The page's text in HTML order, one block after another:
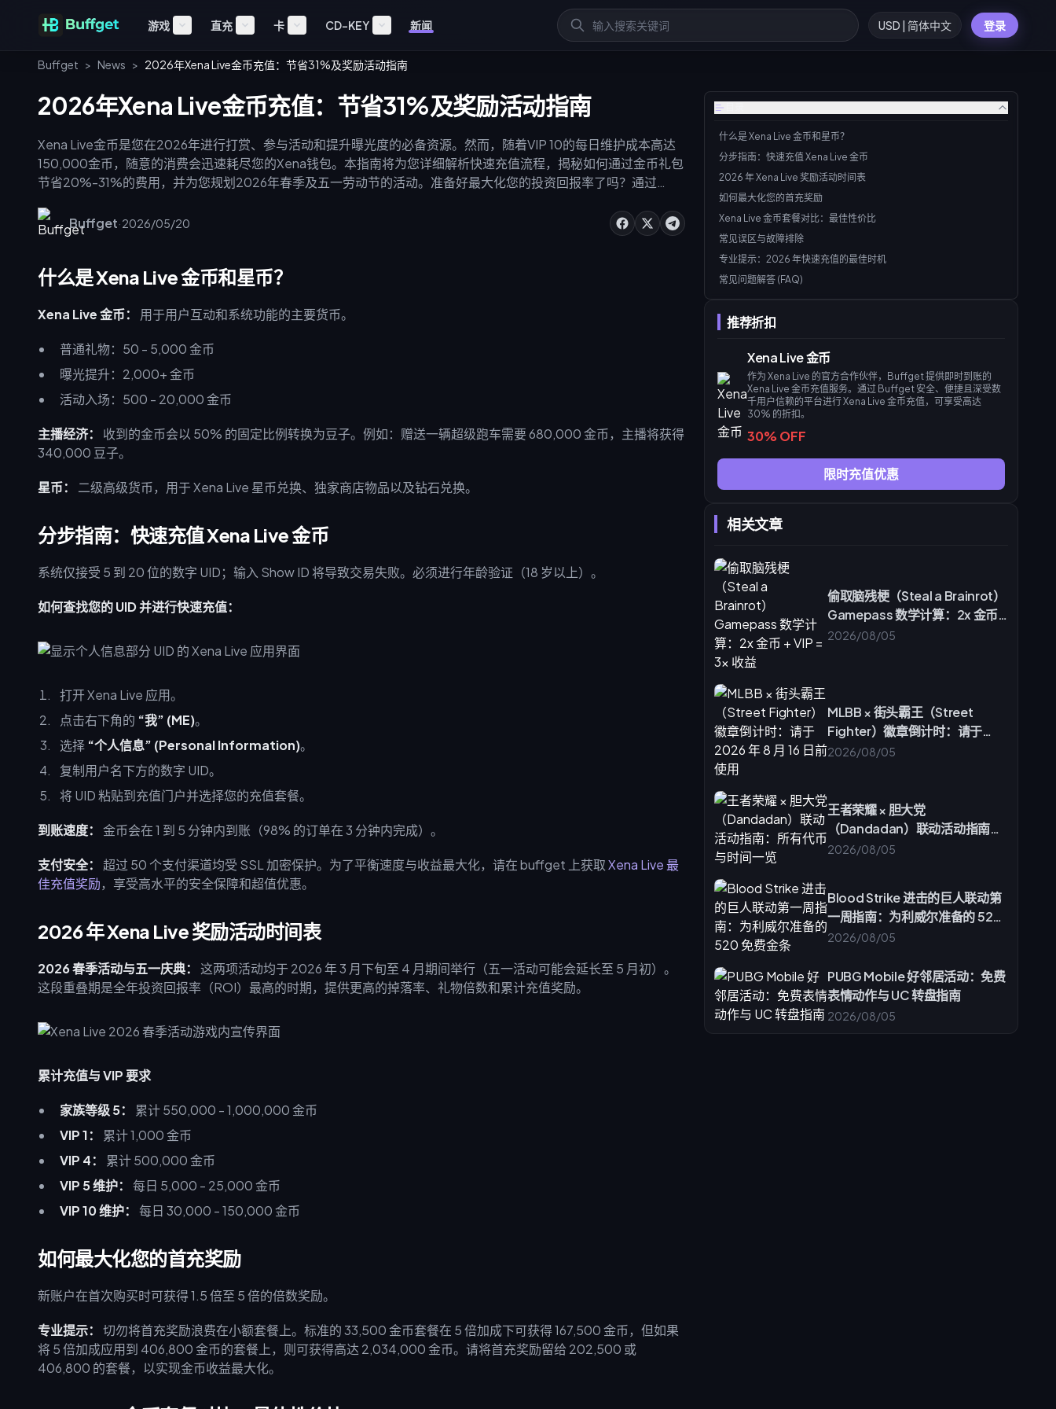
游戏 直充 卡 CD-KEY 新闻 USD | 简体中文 登录
Buffget > News > 2026年Xena Live金币充值：节省31%及奖励活动指南
什么是 Xena Live 金币和星币？
分步指南：快速充值 Xena Live 金币
2026 年 Xena Live 奖励活动时间表
如何最大化您的首充奖励
Xena Live 金币套餐对比：最佳性价比
常见误区与故障排除
专业提示：2026 年快速充值的最佳时机
常见问题解答 (FAQ)
推荐折扣
Xena Live 金币
作为 Xena Live 的官方合作伙伴，Buffget 提供即时到账的
Xena Live 金币充值服务。通过 Buffget 安全、便捷且深受数
千用户信赖的平台进行 Xena Live 金币充值，可享受高达
30% 的折扣。
30% OFF
限时充值优惠
相关文章
偷取脑残梗（Steal a Brainrot）
Gamepass 数学计算：2x 金币 +
VIP = 3x 收益
2026/08/05
MLBB × 街头霸王（Street
Fighter）徽章倒计时：请于
2026 年 8 月 16 日前使用
2026/08/05
王者荣耀 × 胆大党
（Dandadan）联动活动指南：
所有代币与时间一览
2026/08/05
Blood Strike 进击的巨人联动第
一周指南：为利威尔准备的 520
免费金条
2026/08/05
PUBG Mobile 好邻居活动：免费
表情动作与 UC 转盘指南
2026/08/05
2026年Xena Live金币充值：节省31%及奖励活动指南
Xena Live金币是您在2026年进行打赏、参与活动和提升曝光度的必备资源。然而，随着VIP 10的每日维护成本高达
150,000金币，随意的消费会迅速耗尽您的Xena钱包。本指南将为您详细解析快速充值流程，揭秘如何通过金币礼包
节省20%-31%的费用，并为您规划2026年春季及五一劳动节的活动。准备好最大化您的投资回报率了吗？通过
扣。
Buffget·2026/05/20
什么是 Xena Live 金币和星币？
Xena Live 金币： 用于用户互动和系统功能的主要货币。
普通礼物：50 - 5,000 金币
曝光提升：2,000+ 金币
活动入场：500 - 20,000 金币
主播经济：
收到的金币会以 50% 的固定比例转换为豆子。例如：赠送一辆超级跑车需要 680,000 金币，主播将获得
340,000 豆子。
星币： 二级高级货币，用于 Xena Live 星币兑换、独家商店物品以及钻石兑换。
分步指南：快速充值 Xena Live 金币
系统仅接受 5 到 20 位的数字 UID；输入 Show ID 将导致交易失败。必须进行年龄验证（18 岁以上）。
如何查找您的 UID 并进行快速充值：
打开 Xena Live 应用。
点击右下角的 “我” (ME)。
选择 “个人信息” (Personal Information)。
复制用户名下方的数字 UID。
将 UID 粘贴到充值门户并选择您的充值套餐。
到账速度： 金币会在 1 到 5 分钟内到账（98% 的订单在 3 分钟内完成）。
支付安全： 超过 50 个支付渠道均受 SSL 加密保护。为了平衡速度与收益最大化，请在 buffget 上获取Xena Live 最
佳充值奖励，享受高水平的安全保障和超值优惠。
2026 年 Xena Live 奖励活动时间表
2026 春季活动与五一庆典：
这两项活动均于 2026 年 3 月下旬至 4 月期间举行（五一活动可能会延长至 5 月初）。
这段重叠期是全年投资回报率（ROI）最高的时期，提供更高的掉落率、礼物倍数和累计充值奖励。
累计充值与 VIP 要求
家族等级 5：
累计 550,000 - 1,000,000 金币
VIP 1：
累计 1,000 金币
VIP 4：
累计 500,000 金币
VIP 5 维护：
每日 5,000 - 25,000 金币
VIP 10 维护：
每日 30,000 - 150,000 金币
如何最大化您的首充奖励
新账户在首次购买时可获得 1.5 倍至 5 倍的倍数奖励。
专业提示：
切勿将首充奖励浪费在小额套餐上。标准的 33,500 金币套餐在 5 倍加成下可获得 167,500 金币，但如果
将 5 倍加成应用到 406,800 金币的套餐上，则可获得高达 2,034,000 金币。请将首充奖励留给 202,500 或
406,800 的套餐，以实现金币收益最大化。